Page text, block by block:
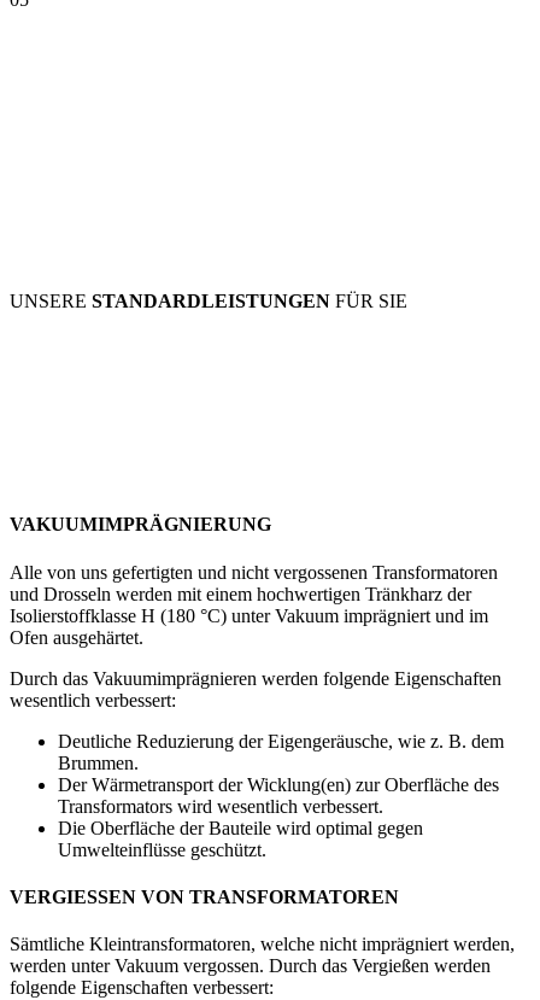
UNSERE STANDARDLEISTUNGEN FÜR SIE
VAKUUMIMPRÄGNIERUNG
Alle von uns gefertigten und nicht vergossenen Transformatoren
und Drosseln werden mit einem hochwertigen Tränkharz der
Isolierstoffklasse H (180 °C) unter Vakuum imprägniert und im
Ofen ausgehärtet.
Durch das Vakuumimprägnieren werden folgende Eigenschaften
wesentlich verbessert:
Deutliche Reduzierung der Eigengeräusche, wie z. B. dem
Brummen.
Der Wärmetransport der Wicklung(en) zur Oberfläche des
Transformators wird wesentlich verbessert.
Die Oberfläche der Bauteile wird optimal gegen
Umwelteinflüsse geschützt.
VERGIESSEN VON TRANSFORMATOREN
Sämtliche Kleintransformatoren, welche nicht imprägniert werden,
werden unter Vakuum vergossen. Durch das Vergießen werden
folgende Eigenschaften verbessert: